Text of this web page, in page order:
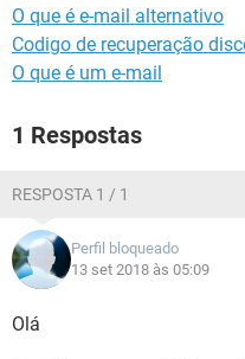
O que é e-mail alternativo
Codigo de recuperação
O que é um e-mail
1 Respostas
RESPOSTA 1 / 1
Perfil bloqueado
13 set 2018 às 05:09
Olá